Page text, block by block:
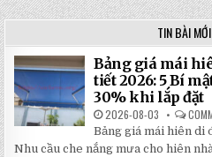
TIN BÀI
Bảng giá mái
tiết 2026: 5 Bí
30% khi lắp đặt
2026-08-03
Bảng giá mái hiên di
Nhu cầu che nắng mưa cho hiên